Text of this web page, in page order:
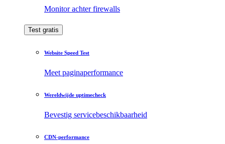
Monitor achter firewalls
Test gratis
Website Speed Test
Meet paginaperformance
Wereldwijde uptimecheck
Bevestig servicebeschikbaarheid
CDN-performance